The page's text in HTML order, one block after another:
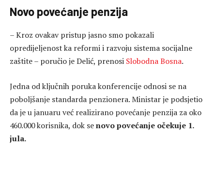
Novo povećanje penzija
– Kroz ovakav pristup jasno smo pokazali
opredijeljenost ka reformi i razvoju sistema socijalne
zaštite – poručio je Delić, prenosi Slobodna Bosna.
Jedna od ključnih poruka konferencije odnosi se na
poboljšanje standarda penzionera. Ministar je podsjetio
da je u januaru već realizirano povećanje penzija za oko
460.000 korisnika, dok senovo povećanje očekuje 1.
jula.